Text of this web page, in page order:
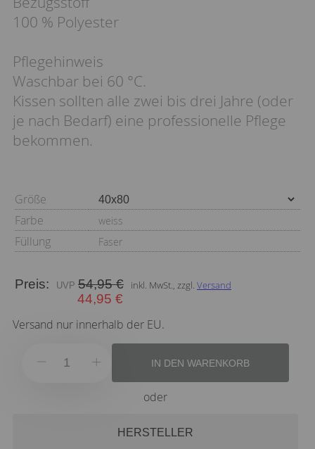
100 % Polyester
Pflegehinweis
Waschbar bei 60 °C.
Kissen sollten alle zwei bis drei Jahre (oder
je nach Bedarf) eine professionelle Pflege
bekommen.
Größe
Farbe
weiss
Füllung Faser
Preis:
54,95 €
44,95 €
inkl. MwSt., zzgl. Versand
Versand nur innerhalb der EU.
IN DEN WARENKORB
oder
HERSTELLER